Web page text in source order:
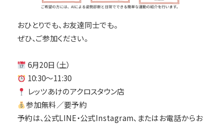
おひとりでも、お友達同士でも。
ぜひ、ご参加ください。
6月20日（土）
10:30〜11:30
レッツあけのアクロスタウン店
参加無料／要予約
予約は、公式LINE・公式Instagram、またはお電話からお